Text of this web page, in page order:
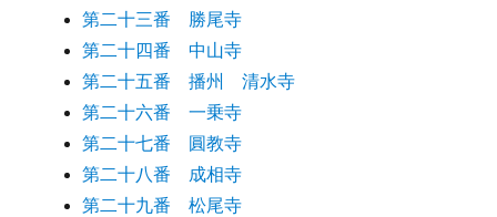
第二十三番 勝尾寺
第二十四番 中山寺
第二十五番 播州 清水寺
第二十六番 一乗寺
第二十七番 圓教寺
第二十八番 成相寺
第二十九番 松尾寺